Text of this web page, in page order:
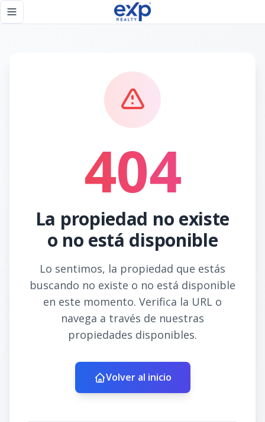
Toggle navigation menu
404
La propiedad no existe
o no está disponible
Lo sentimos, la propiedad que estás
buscando no existe o no está disponible
en este momento. Verifica la URL o
navega a través de nuestras
propiedades disponibles.
Volver al inicio
Página no encontrada - eXp Realty República Dominicana